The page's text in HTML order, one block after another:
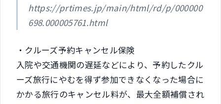
https://prtimes.jp/main/html/rd/p/000000
698.000005761.html
・クルーズ予約キャンセル保険
入院や交通機関の遅延などにより、予約したクル
ーズ旅行にやむを得ず参加できなくなった場合に
かかる旅行のキャンセル料が、最大全額補償され